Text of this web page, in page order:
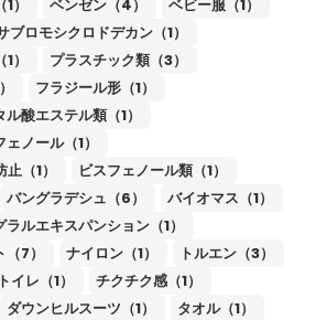
） ベンゼン（4）
ベビー服（1）
ブロモシクロドデカン（1）
）
プラスチック類（3）
フラジール形（1）
ル酸エステル類（1）
ェノール（1）
（1）
ビスフェノール類（1）
バングラデシュ（6）
バイオマス（1）
ラルエキスパンション（1）
7） ナイロン（1）
トルエン（3）
トイレ（1）
チクチク感（1）
ダウンヒルスーツ（1）
タオル（1）